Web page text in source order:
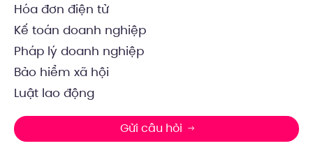
Hóa đơn điện tử
Kế toán doanh nghiệp
Pháp lý doanh nghiệp
Bảo hiểm xã hội
Luật lao động
Gửi câu hỏi